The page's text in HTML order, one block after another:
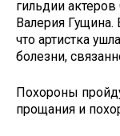
гильдии
Валерия
что артистка
болезни,
Похороны
прощания и